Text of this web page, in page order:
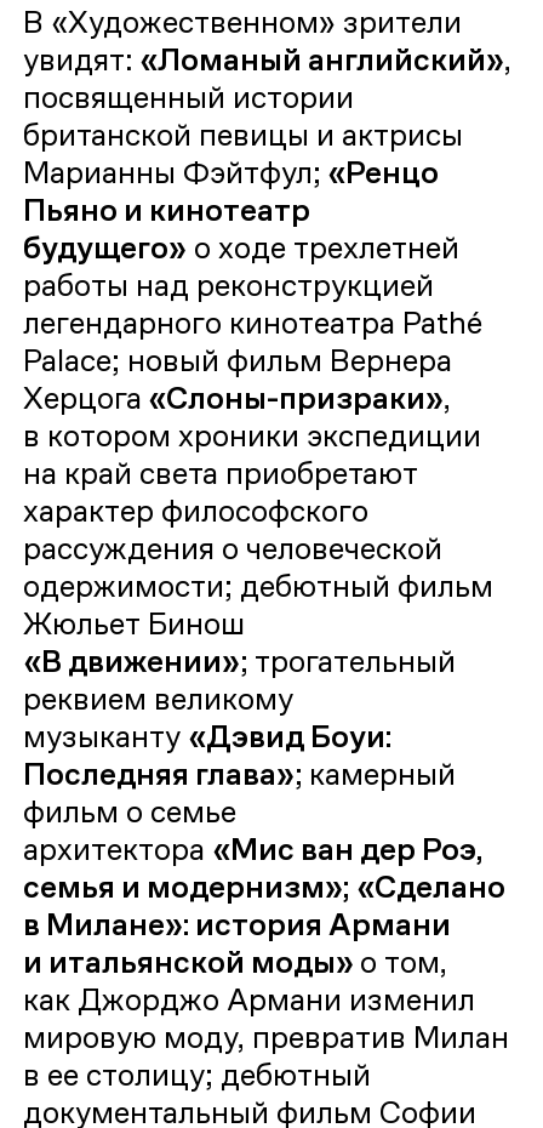
В «Художественном» зрители
увидят: «Ломаный английский»,
посвященный истории
британской певицы и актрисы
Марианны Фэйтфул; «Ренцо
Пьяно и кинотеатр
будущего» о ходе трехлетней
работы над реконструкцией
легендарного кинотеатра Pathé
Palace; новый фильм Вернера
Херцога «Слоны-призраки»,
в котором хроники экспедиции
на край света приобретают
характер философского
рассуждения о человеческой
одержимости; дебютный фильм
Жюльет Бинош
«В движении»; трогательный
реквием великому
музыканту «Дэвид Боуи:
Последняя глава»; камерный
фильм о семье
архитектора «Мис ван дер Роэ,
семья и модернизм»; «Сделано
в Милане»: история Армани
и итальянской моды» о том,
как Джорджо Армани изменил
мировую моду, превратив Милан
в ее столицу; дебютный
документальный фильм Софии